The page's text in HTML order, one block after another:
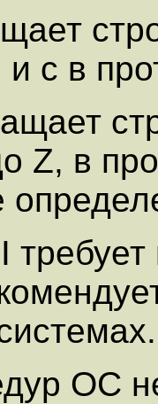
и c в
Z, в
ОС